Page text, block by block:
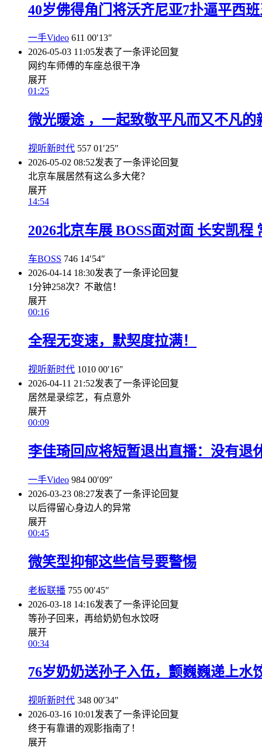
40岁佛得角门将沃齐尼亚7扑逼平西
一手Video 611 00′13″
2026-05-03 11:05发表了一条评论回复
网约车师傅的车座总很干净
展开
01:25
微光暖途 ，一起致敬平凡而又不凡的
视听新时代 557 01′25″
2026-05-02 08:52发表了一条评论回复
北京车展居然有这么多大佬？
展开
14:54
2026北京车展 BOSS面对面 长安凯程
车BOSS 746 14′54″
2026-04-14 18:30发表了一条评论回复
1分钟258次？不敢信！
展开
00:16
全程无变速，默契度拉满！
视听新时代 1010 00′16″
2026-04-11 21:52发表了一条评论回复
居然是录综艺，有点意外
展开
00:09
李佳琦回应将短暂退出直播：没有退
一手Video 984 00′09″
2026-03-23 08:27发表了一条评论回复
以后得留心身边人的异常
展开
00:45
微笑型抑郁这些信号要警惕
老板联播 755 00′45″
2026-03-18 14:16发表了一条评论回复
等孙子回来，再给奶奶包水饺呀
展开
00:34
76岁奶奶送孙子入伍，颤巍巍递上水
视听新时代 348 00′34″
2026-03-16 10:01 发表了一条评论回复
终于有靠谱的观影指南了！
展开